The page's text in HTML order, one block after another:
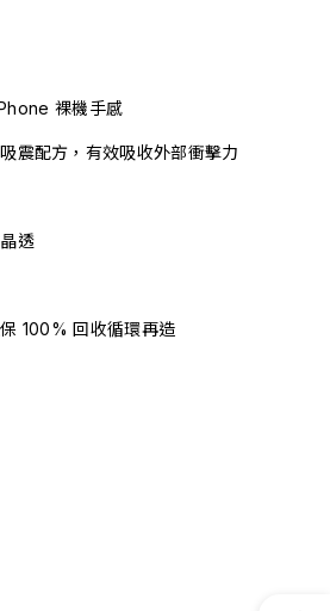
裸機手感
震配方，有效吸收外部衝擊力
透
100% 回收循環再造